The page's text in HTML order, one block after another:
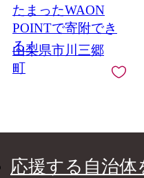
たまったWAON
POINTで寄附でき
る！
山梨県市川三郷
町
応援する自治体